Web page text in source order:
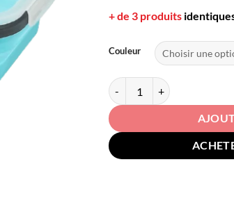
+ de 3 produits
Couleur
quantité de Lunch Box